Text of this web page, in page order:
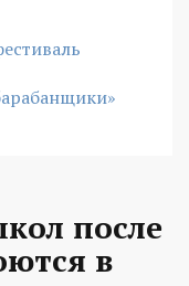
после
в